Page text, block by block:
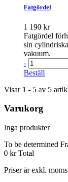
Fatgördel
1 190 kr
Fatgördel
sin
vakuum.
-
Beställ
Visar 1 - 5 av 5
Varukorg
Inga produkter
To be determined
0 kr Total
Priser är exkl. moms